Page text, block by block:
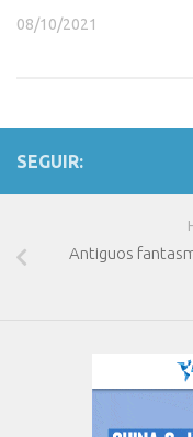
08/10/2021
SEGUIR:
Antiguos